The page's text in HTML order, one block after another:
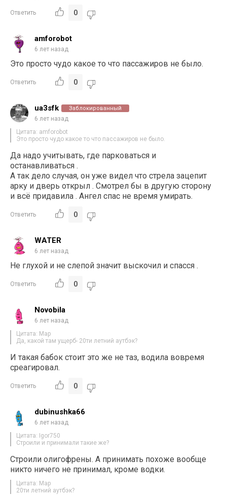
Ответить 0
amforobot
6 лет назад
Это просто чудо какое то что пассажиров не было.
Ответить 0
ua3sfk Заблокированный
6 лет назад
Цитата: amforobot
Это просто чудо какое то что пассажиров не было.
Да надо учитывать, где парковаться и
останавливаться .
А так дело случая, он уже видел что стрела зацепит
арку и дверь открыл . Смотрел бы в другую сторону
и всё придавила . Ангел спас не время умирать.
Ответить 0
WATER
6 лет назад
Не глухой и не слепой значит выскочил и спасся .
Ответить 0
Novobila
6 лет назад
Цитата: Map
Да, какой там ущерб- 20ти летний аутбэк?
И такая бабок стоит это же не таз, водила вовремя
среагировал.
Ответить 0
dubinushka66
6 лет назад
Цитата: Igor750
Строили и принимали такие же?
Строили олигофрены. А принимать похоже вообще
никто ничего не принимал, кроме водки.
Цитата: Map
20ти летний аутбэк?